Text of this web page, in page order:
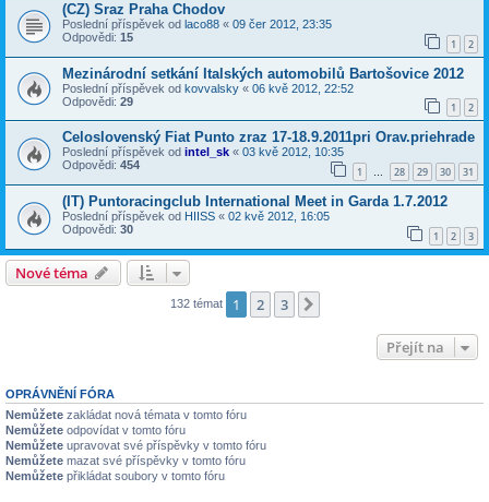
(CZ) Sraz Praha Chodov
Poslední příspěvek od laco88 « 09 čer 2012, 23:35
Odpovědi: 15 1 2
Mezinárodní setkání Italských automobilů Bartošovice 2012
Poslední příspěvek od kovvalsky « 06 kvě 2012, 22:52
Odpovědi: 29 1 2
Celoslovenský Fiat Punto zraz 17-18.9.2011pri Orav.priehrade
Poslední příspěvek od intel_sk « 03 kvě 2012, 10:35
Odpovědi: 454 1 … 28 29 30 31
(IT) Puntoracingclub International Meet in Garda 1.7.2012
Poslední příspěvek od HIISS « 02 kvě 2012, 16:05
Odpovědi: 30 1 2 3
Nové téma
132 témat 1 2 3
Přejít na
OPRÁVNĚNÍ FÓRA
Nemůžete zakládat nová témata v tomto fóru
Nemůžete odpovídat v tomto fóru
Nemůžete upravovat své příspěvky v tomto fóru
Nemůžete mazat své příspěvky v tomto fóru
Nemůžete přikládat soubory v tomto fóru